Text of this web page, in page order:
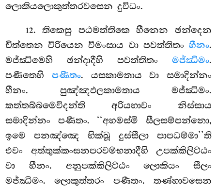
ලොකියලොකුත්තරවසෙන දුවිධං.
12. තිකෙසු පඨමත්තිකෙ හීනෙන ඡන්දෙන
චිත්තෙන වීරියෙන වීමංසාය වා පවත්තිතං හීනං.
මජ්ඣිමෙහි ඡන්දාදීහි පවත්තිතං මජ්ඣිමං.
පණීතෙහි පණීතං. යසකාමතාය වා සමාදින්නං
හීනං. පුඤ්ඤඵලකාමතාය මජ්ඣිමං.
කත්තබ්බමෙවිදන්ති අරියභාවං නිස්සාය
සමාදින්නං පණීතං. ‘‘අහමස්මි සීලසම්පන්නො,
ඉමෙ පනඤ්ඤෙ භික්ඛූ දුස්සීලා පාපධම්මා’’ති
එවං අත්තුක්කංසනපරවම්භනාදීහි උපක්කිලිට්ඨං
වා හීනං. අනුපක්කිලිට්ඨං ලොකියං සීලං
මජ්ඣිමං. ලොකුත්තරං පණීතං. තණ්හාවසෙන